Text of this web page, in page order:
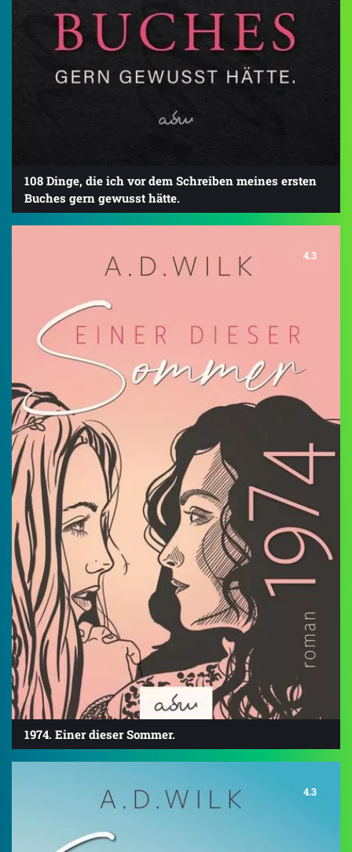
108 Dinge, die ich vor dem Schreiben meines ersten
Buches gern gewusst hätte.
4.3
1974. Einer dieser Sommer.
4.3